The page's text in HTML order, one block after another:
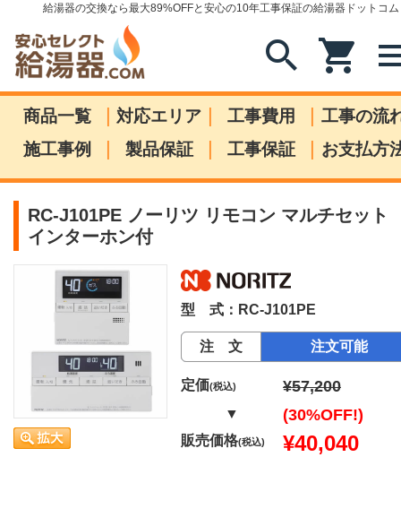
給湯器の交換なら最大89%OFFと安心の10年工事保証の給湯器ドットコム
search shopping_cart
商品一覧 | 対応エリア | 工事費用 | 工事の流
施工事例
| 製品保証 | 工事保証 | お支払方
RC-J101PE ノーリツ リモコン マルチセット
インターホン付
型 式：RC-J101PE
注 文 注文可能
定価(税込) ¥57,200
▼ (30%OFF!)
販売価格(税込) ¥40,040